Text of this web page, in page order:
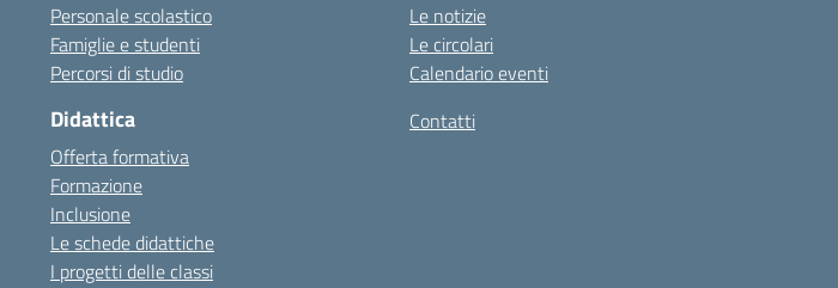
Personale scolastico
Famiglie e studenti
Percorsi di studio
Didattica
Offerta formativa
Formazione
Inclusione
Le schede didattiche
I progetti delle classi
Le notizie
Le circolari
Calendario eventi
Contatti